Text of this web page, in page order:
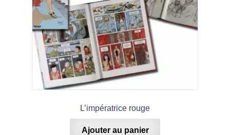
L’impératrice rouge
Ajouter au panier